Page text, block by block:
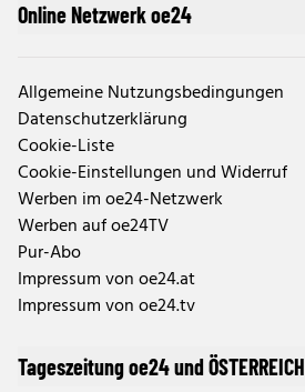
Online Netzwerk oe24
Allgemeine Nutzungsbedingungen
Datenschutzerklärung
Cookie-Liste
Cookie-Einstellungen und Widerruf
Werben im oe24-Netzwerk
Werben auf oe24TV
Pur-Abo
Impressum von oe24.at
Impressum von oe24.tv
Tageszeitung oe24 und ÖSTERREICH